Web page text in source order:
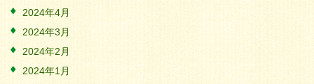
2024年4月
2024年3月
2024年2月
2024年1月